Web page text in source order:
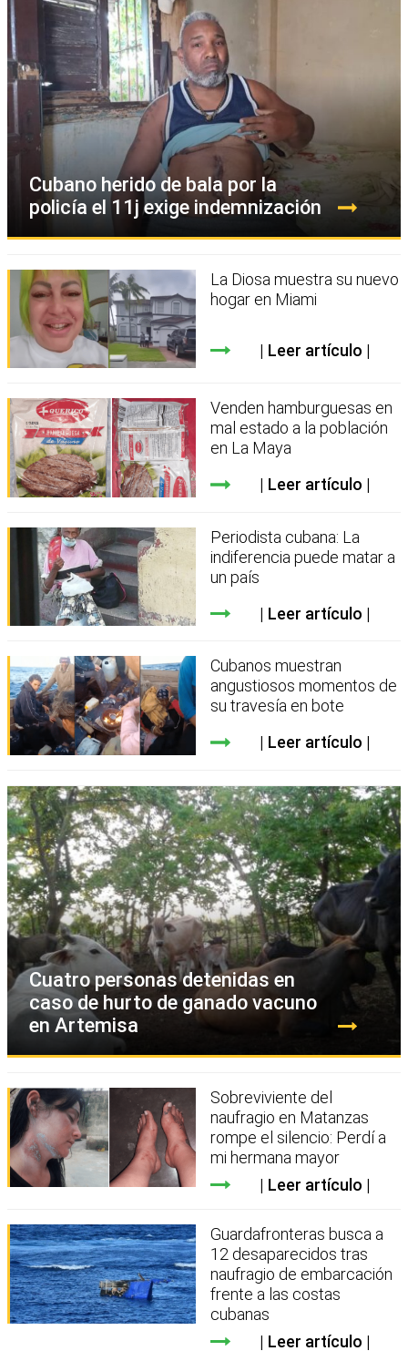
Cubano herido de bala por la
policía el 11j exige indemnización
La Diosa muestra su nuevo
hogar en Miami
Leer artículo
Venden hamburguesas en
mal estado a la población
en La Maya
Leer artículo
Periodista cubana: La
indiferencia puede matar a
un país
Leer artículo
Cubanos muestran
angustiosos momentos de
su travesía en bote
Leer artículo
Cuatro personas detenidas en
caso de hurto de ganado vacuno
en Artemisa
Sobreviviente del
naufragio en Matanzas
rompe el silencio: Perdí a
mi hermana mayor
Leer artículo
Guardafronteras busca a
12 desaparecidos tras
naufragio de embarcación
frente a las costas
cubanas
Leer artículo